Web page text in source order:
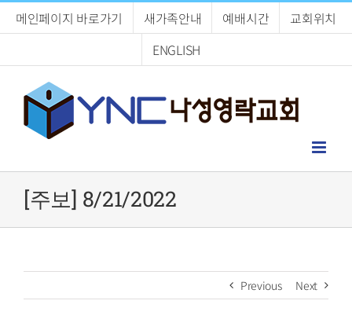
메인페이지 바로가기 새가족안내 예배시간
교회위치
ENGLISH
[주보] 8/21/2022
Previous Next